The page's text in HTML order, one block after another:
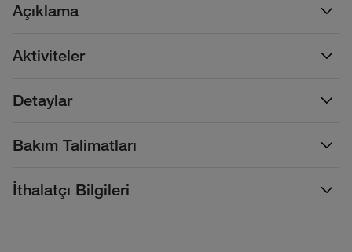
Açıklama
Detaylar
Aktiviteler
Bakım Talimatları
İthalatçı Bilgileri